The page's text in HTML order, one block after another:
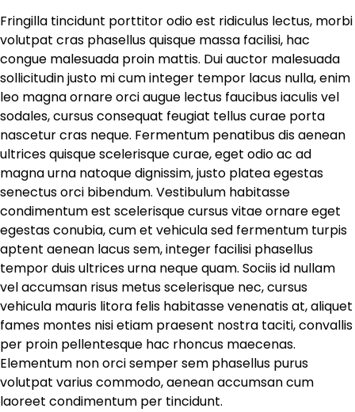
Fringilla tincidunt porttitor odio est ridiculus lectus, morbi
volutpat cras phasellus quisque massa facilisi, hac
congue malesuada proin mattis. Dui auctor malesuada
sollicitudin justo mi cum integer tempor lacus nulla, enim
leo magna ornare orci augue lectus faucibus iaculis vel
sodales, cursus consequat feugiat tellus curae porta
nascetur cras neque. Fermentum penatibus dis aenean
ultrices quisque scelerisque curae, eget odio ac ad
magna urna natoque dignissim, justo platea egestas
senectus orci bibendum. Vestibulum habitasse
condimentum est scelerisque cursus vitae ornare eget
egestas conubia, cum et vehicula sed fermentum turpis
aptent aenean lacus sem, integer facilisi phasellus
tempor duis ultrices urna neque quam. Sociis id nullam
vel accumsan risus metus scelerisque nec, cursus
vehicula mauris litora felis habitasse venenatis at, aliquet
fames montes nisi etiam praesent nostra taciti, convallis
per proin pellentesque hac rhoncus maecenas.
Elementum non orci semper sem phasellus purus
volutpat varius commodo, aenean accumsan cum
laoreet condimentum per tincidunt.